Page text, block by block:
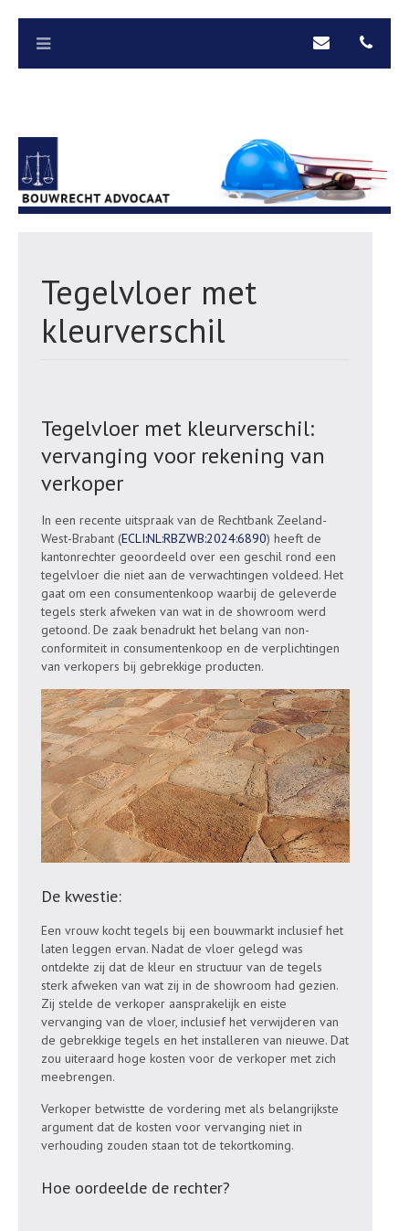
Tegelvloer met
kleurverschil
Tegelvloer met kleurverschil:
vervanging voor rekening van
verkoper
In een recente uitspraak van de Rechtbank Zeeland-
West-Brabant (ECLI:NL:RBZWB:2024:6890) heeft de
kantonrechter geoordeeld over een geschil rond een
tegelvloer die niet aan de verwachtingen voldeed. Het
gaat om een consumentenkoop waarbij de geleverde
tegels sterk afweken van wat in de showroom werd
getoond. De zaak benadrukt het belang van non-
conformiteit in consumentenkoop en de verplichtingen
van verkopers bij gebrekkige producten.
De kwestie:
Een vrouw kocht tegels bij een bouwmarkt inclusief het
laten leggen ervan. Nadat de vloer gelegd was
ontdekte zij dat de kleur en structuur van de tegels
sterk afweken van wat zij in de showroom had gezien.
Zij stelde de verkoper aansprakelijk en eiste
vervanging van de vloer, inclusief het verwijderen van
de gebrekkige tegels en het installeren van nieuwe. Dat
zou uiteraard hoge kosten voor de verkoper met zich
meebrengen.
Verkoper betwistte de vordering met als belangrijkste
argument dat de kosten voor vervanging niet in
verhouding zouden staan tot de tekortkoming.
Hoe oordeelde de rechter?